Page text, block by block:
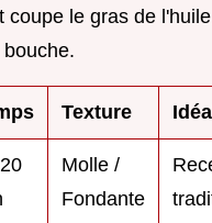
coupe le gras de
Texture
Molle /
Fondante